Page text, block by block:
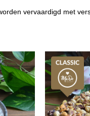
vervaardigd met